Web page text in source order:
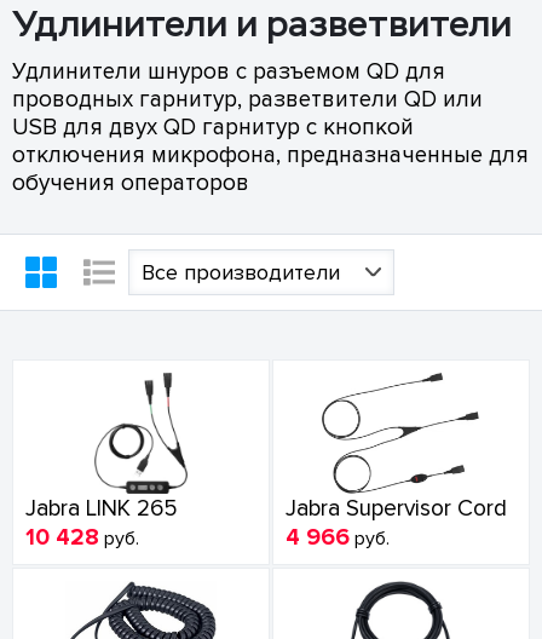
Удлинители и разветвители
Удлинители шнуров с разъемом QD для
проводных гарнитур, разветвители QD или
USB для двух QD гарнитур с кнопкой
отключения микрофона, предназначенные для
обучения операторов
Все производители
Jabra LINK 265
10 428 руб.
Jabra Supervisor Cord
4 966 руб.